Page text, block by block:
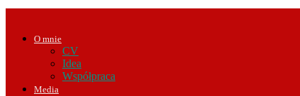
O mnie
CV
Idea
Współpraca
Media